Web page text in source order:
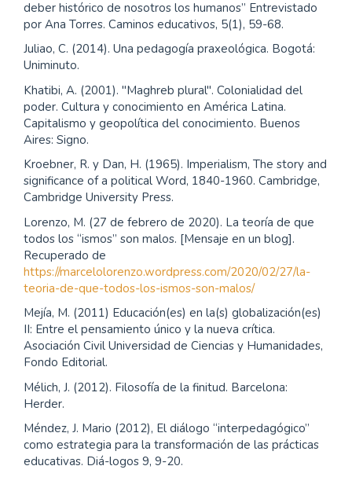
deber histórico de nosotros los humanos” Entrevistado
por Ana Torres. Caminos educativos, 5(1), 59-68.
Juliao, C. (2014). Una pedagogía praxeológica. Bogotá:
Uniminuto.
Khatibi, A. (2001). "Maghreb plural". Colonialidad del
poder. Cultura y conocimiento en América Latina.
Capitalismo y geopolítica del conocimiento. Buenos
Aires: Signo.
Kroebner, R. y Dan, H. (1965). Imperialism, The story and
significance of a political Word, 1840-1960. Cambridge,
Cambridge University Press.
Lorenzo, M. (27 de febrero de 2020). La teoría de que
todos los “ismos” son malos. [Mensaje en un blog].
Recuperado de
https://marcelolorenzo.wordpress.com/2020/02/27/la-
teoria-de-que-todos-los-ismos-son-malos/
Mejía, M. (2011) Educación(es) en la(s) globalización(es)
II: Entre el pensamiento único y la nueva crítica.
Asociación Civil Universidad de Ciencias y Humanidades,
Fondo Editorial.
Mélich, J. (2012). Filosofía de la finitud. Barcelona:
Herder.
Méndez, J. Mario (2012), El diálogo “interpedagógico”
como estrategia para la transformación de las prácticas
educativas. Diá-logos 9, 9-20.